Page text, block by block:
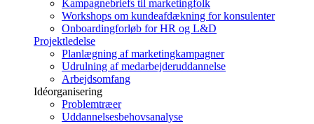
Kampagnebriefs til marketingfolk
Workshops om kundeafdækning for konsulenter
Onboardingforløb for HR og L&D
Projektledelse
Planlægning af marketingkampagner
Udrulning af medarbejderuddannelse
Arbejdsomfang
Idéorganisering
Problemtræer
Uddannelsesbehovsanalyse